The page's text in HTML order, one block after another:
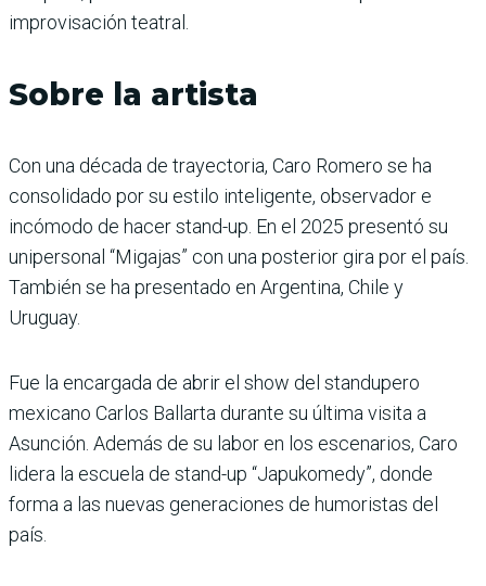
improvisación teatral.
Sobre la artista
Con una década de trayectoria, Caro Romero se ha
consolidado por su estilo inteligente, observador e
incómodo de hacer stand-up. En el 2025 presentó su
unipersonal “Migajas” con una posterior gira por el país.
También se ha presentado en Argentina, Chile y
Uruguay.
Fue la encargada de abrir el show del standupero
mexicano Carlos Ballarta durante su última visita a
Asunción. Además de su labor en los escenarios, Caro
lidera la escuela de stand-up “Japukomedy”, donde
forma a las nuevas generaciones de humoristas del
país.